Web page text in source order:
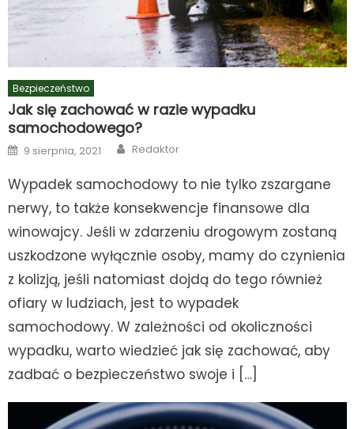
Bezpieczeństwo
Jak się zachować w razie wypadku
samochodowego?
Posted
on
9 sierpnia, 2021 Author
Redaktor
Wypadek samochodowy to nie tylko zszargane
nerwy, to także konsekwencje finansowe dla
winowajcy. Jeśli w zdarzeniu drogowym zostaną
uszkodzone wyłącznie osoby, mamy do czynienia
z kolizją, jeśli natomiast dojdą do tego również
ofiary w ludziach, jest to wypadek
samochodowy. W zależności od okoliczności
wypadku, warto wiedzieć jak się zachować, aby
zadbać o bezpieczeństwo swoje i […]